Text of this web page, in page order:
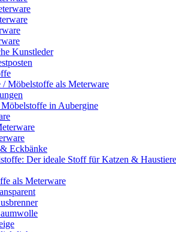
Kunstleder
Möbelstoffe als Meterware
in Aubergine
Eckbänke
Der ideale Stoff für Katzen & Haustiere
als Meterware